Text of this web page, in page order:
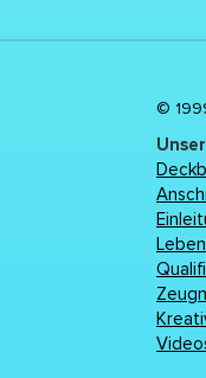
©